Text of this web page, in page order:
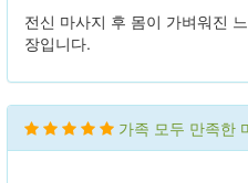
전신 마사지 후 몸이 가벼워진
장입니다.
가족 모두 만족한